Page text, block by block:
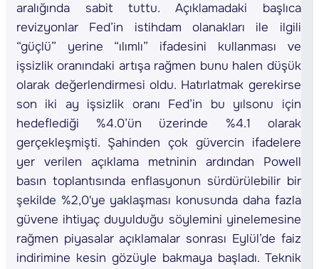
aralığında sabit tuttu. Açıklamadaki başlıca
revizyonlar Fed’in istihdam olanakları ile ilgili
“güçlü” yerine “ılımlı” ifadesini kullanması ve
işsizlik oranındaki artışa rağmen bunu halen düşük
olarak değerlendirmesi oldu. Hatırlatmak gerekirse
son iki ay işsizlik oranı Fed’in bu yılsonu için
hedeflediği %4.0’ün üzerinde %4.1 olarak
gerçekleşmişti. Şahinden çok güvercin ifadelere
yer verilen açıklama metninin ardından Powell
basın toplantısında enflasyonun sürdürülebilir bir
şekilde %2,0'ye yaklaşması konusunda daha fazla
güvene ihtiyaç duyulduğu söylemini yinelemesine
rağmen piyasalar açıklamalar sonrası Eylül’de faiz
indirimine kesin gözüyle bakmaya başladı. Teknik